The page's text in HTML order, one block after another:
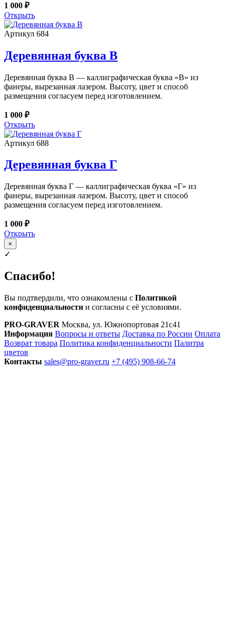
1 000 ₽
Открыть
Артикул 684
Деревянная буква В
Деревянная буква В — каллиграфическая буква «В» из
фанеры, вырезанная лазером. Высоту, цвет и способ
размещения согласуем перед изготовлением.
1 000 ₽
Открыть
Артикул 688
Деревянная буква Г
Деревянная буква Г — каллиграфическая буква «Г» из
фанеры, вырезанная лазером. Высоту, цвет и способ
размещения согласуем перед изготовлением.
1 000 ₽
Открыть
×
✓
Спасибо!
Вы подтвердили, что ознакомлены с Политикой
конфиденциальности и согласны с её условиями.
PRO-GRAVER Москва, ул. Южнопортовая 21с41
Информация Вопросы и ответы Доставка по России Оплата
Возврат товара Политика конфиденциальности Палитра
цветов
Контакты sales@pro-graver.ru +7 (495) 908-66-74